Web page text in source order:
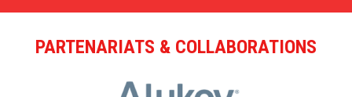
PARTENARIATS & COLLABORATIONS